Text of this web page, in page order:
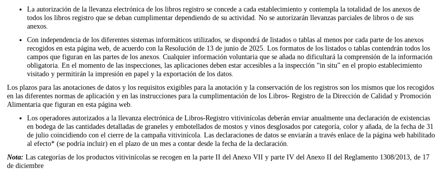
La autorización de la llevanza electrónica de los libros registro se concede a cada establecimiento y contempla la totalidad de los anexos de
todos los libros registro que se deban cumplimentar dependiendo de su actividad. No se autorizarán llevanzas parciales de libros o de sus
anexos.
Con independencia de los diferentes sistemas informáticos utilizados, se dispondrá de listados o tablas al menos por cada parte de los anexos
recogidos en esta página web, de acuerdo con la Resolución de 13 de junio de 2025. Los formatos de los listados o tablas contendrán todos los
campos que figuran en las partes de los anexos. Cualquier información voluntaria que se añada no dificultará la comprensión de la información
obligatoria. En el momento de las inspecciones, las aplicaciones deben estar accesibles a la inspección “in situ” en el propio establecimiento
visitado y permitirán la impresión en papel y la exportación de los datos.
Los plazos para las anotaciones de datos y los requisitos exigibles para la anotación y la conservación de los registros son los mismos que los recogidos
en las diferentes normas de aplicación y en las instrucciones para la cumplimentación de los Libros- Registro de la Dirección de Calidad y Promoción
Alimentaria que figuran en esta página web.
Los operadores autorizados a la llevanza electrónica de Libros-Registro vitivinícolas deberán enviar anualmente una declaración de existencias
en bodega de las cantidades detalladas de graneles y embotellados de mostos y vinos desglosados por categoría, color y añada, de la fecha de 31
de julio coincidiendo con el cierre de la campaña vitivinícola. Las declaraciones de datos se enviarán a través enlace de la página web habilitado
al efecto* (se podría incluir) en el plazo de un mes a contar desde la fecha de la declaración.
Nota: Las categorías de los productos vitivinícolas se recogen en la parte II del Anexo VII y parte IV del Anexo II del Reglamento 1308/2013, de 17
de diciembre